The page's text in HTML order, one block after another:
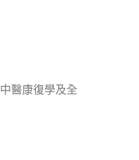
醫康復學及全